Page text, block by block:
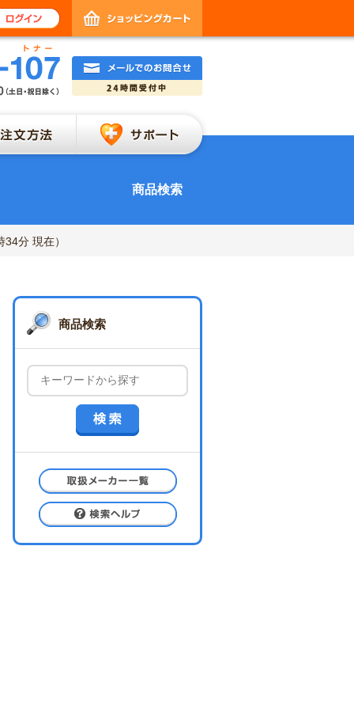
ま登録 ログイン
ナーとは ご注文方法
商品検索
34分 現在）
商品検索
取扱メーカー一覧
検索ヘルプ